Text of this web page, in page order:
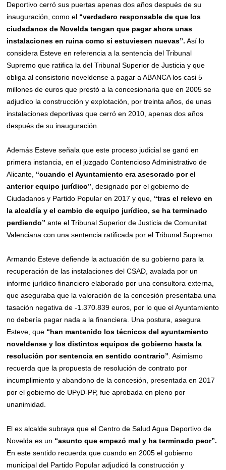
Deportivo cerró sus puertas apenas dos años después de su
inauguración, como el “verdadero responsable de que los
ciudadanos de Novelda tengan que pagar ahora unas
instalaciones en ruina como si estuviesen nuevas”. Así lo
considera Esteve en referencia a la sentencia del Tribunal
Supremo que ratifica la del Tribunal Superior de Justicia y que
obliga al consistorio noveldense a pagar a ABANCA los casi 5
millones de euros que prestó a la concesionaria que en 2005 se
adjudico la construcción y explotación, por treinta años, de unas
instalaciones deportivas que cerró en 2010, apenas dos años
después de su inauguración.
Además Esteve señala que este proceso judicial se ganó en
primera instancia, en el juzgado Contencioso Administrativo de
Alicante, “cuando el Ayuntamiento era asesorado por el
anterior equipo jurídico”, designado por el gobierno de
Ciudadanos y Partido Popular en 2017 y que, “tras el relevo en
la alcaldía y el cambio de equipo jurídico, se ha terminado
perdiendo”ante el Tribunal Superior de Justicia de Comunitat
Valenciana con una sentencia ratificada por el Tribunal Supremo.
Armando Esteve defiende la actuación de su gobierno para la
recuperación de las instalaciones del CSAD, avalada por un
informe jurídico financiero elaborado por una consultora externa,
que aseguraba que la valoración de la concesión presentaba una
tasación negativa de -1.370.839 euros, por lo que el Ayuntamiento
no debería pagar nada a la financiera. Una postura, asegura
Esteve, que “han mantenido los técnicos del ayuntamiento
noveldense y los distintos equipos de gobierno hasta la
resolución por sentencia en sentido contrario”. Asimismo
recuerda que la propuesta de resolución de contrato por
incumplimiento y abandono de la concesión, presentada en 2017
por el gobierno de UPyD-PP, fue aprobada en pleno por
unanimidad.
El ex alcalde subraya que el Centro de Salud Agua Deportivo de
Novelda es un “asunto que empezó mal y ha terminado peor”.
En este sentido recuerda que cuando en 2005 el gobierno
municipal del Partido Popular adjudicó la construcción y